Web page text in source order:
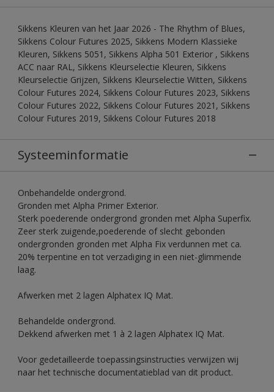
Sikkens Kleuren van het Jaar 2026 - The Rhythm of Blues,
Sikkens Colour Futures 2025, Sikkens Modern Klassieke
Kleuren, Sikkens 5051, Sikkens Alpha 501 Exterior , Sikkens
ACC naar RAL, Sikkens Kleurselectie Kleuren, Sikkens
Kleurselectie Grijzen, Sikkens Kleurselectie Witten, Sikkens
Colour Futures 2024, Sikkens Colour Futures 2023, Sikkens
Colour Futures 2022, Sikkens Colour Futures 2021, Sikkens
Colour Futures 2019, Sikkens Colour Futures 2018
Systeeminformatie
Onbehandelde ondergrond.
Gronden met Alpha Primer Exterior.
Sterk poederende ondergrond gronden met Alpha Superfix.
Zeer sterk zuigende,poederende of slecht gebonden
ondergronden gronden met Alpha Fix verdunnen met ca.
20% terpentine en tot verzadiging in een niet-glimmende
laag.
Afwerken met 2 lagen Alphatex IQ Mat.
Behandelde ondergrond.
Dekkend afwerken met 1 à 2 lagen Alphatex IQ Mat.
Voor gedetailleerde toepassingsinstructies verwijzen wij
naar het technische documentatieblad van dit product.